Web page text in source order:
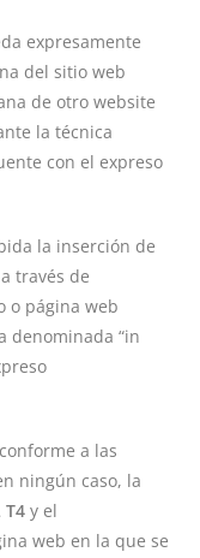
expresamente
del sitio web
de otro website
la técnica
con el expreso
la inserción de
través de
o página web
denominada “in
a las
ningún caso, la
T4 y el
web en la que se